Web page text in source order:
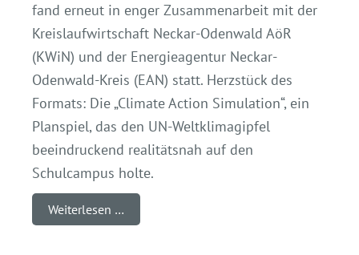
fand erneut in enger Zusammenarbeit mit der
Kreislaufwirtschaft Neckar-Odenwald AöR
(KWiN) und der Energieagentur Neckar-
Odenwald-Kreis (EAN) statt. Herzstück des
Formats: Die „Climate Action Simulation“, ein
Planspiel, das den UN-Weltklimagipfel
beeindruckend realitätsnah auf den
Schulcampus holte.
Weiterlesen …